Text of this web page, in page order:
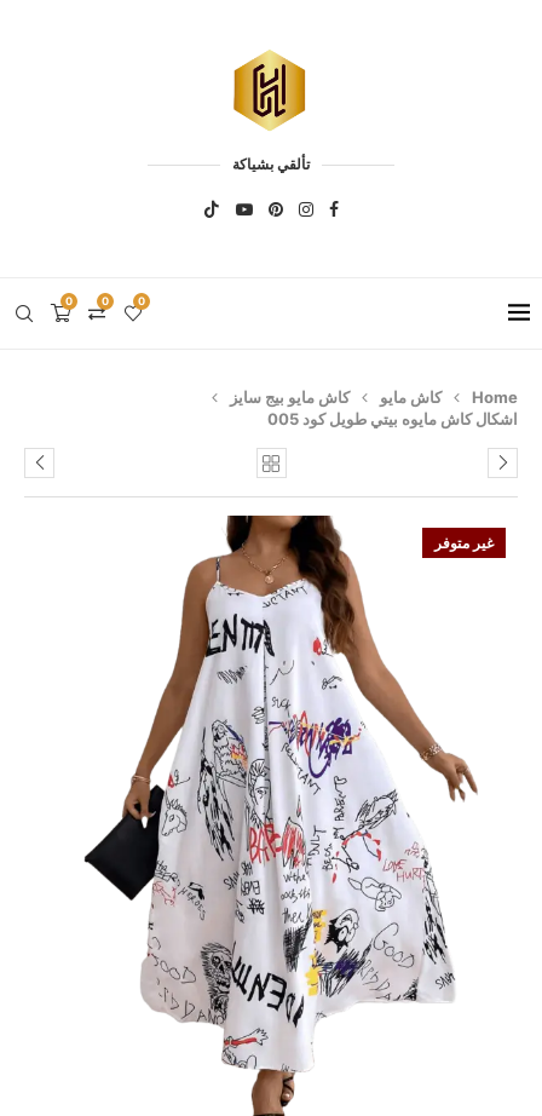
تألقي بشياكة
0 0 0
Home كاش مايو
كاش مايو بيج سايز
اشكال كاش مايوه بيتي طويل كود 005
غير متوفر